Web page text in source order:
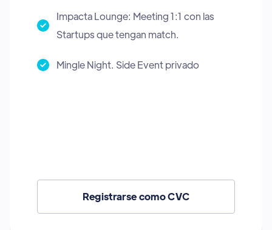
Impacta Lounge: Meeting 1:1 con las
Startups que tengan match.
Mingle Night. Side Event privado
Registrarse como CVC